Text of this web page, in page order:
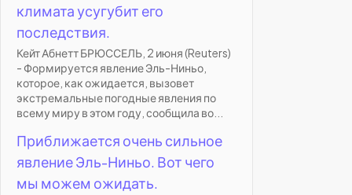
климата усугубит его
последствия.
Кейт Абнетт БРЮССЕЛЬ, 2 июня (Reuters)
- Формируется явление Эль-Ниньо,
которое, как ожидается, вызовет
экстремальные погодные явления по
всему миру в этом году, сообщила во...
Приближается очень сильное
явление Эль-Ниньо. Вот чего
мы можем ожидать.